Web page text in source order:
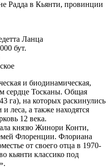
Радда в Кьянти, провинции
Ланца
бут.
и биодинамическая,
сердце Тосканы. Общая
га), на которых раскинулись
леса, а также находятся
12 века.
князю Жинори Конти,
Флоренции. Флориана
от своего отца в 1970-
кьянти классико под